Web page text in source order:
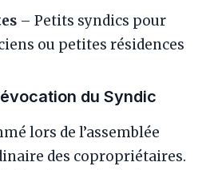
– Petits syndics pour
ou petites résidences
du Syndic
lors de l’assemblée
des copropriétaires.